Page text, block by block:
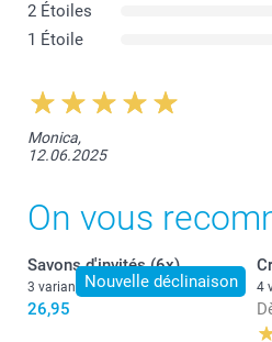
Conseil :
2 Étoiles
1 Étoile
Monica,
12.06.2025
On vous
Nouvelle déclinaison
Savons d'invités (6x)
3 variantes
26,95
4